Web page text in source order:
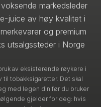
markedsleder
juice av høy kvalitet i
og premium
utsalgssteder i Norge
av eksisterende røykere i
til tobakksigaretter. Det skal
med legen din før du bruker
gjelder for deg: hvis